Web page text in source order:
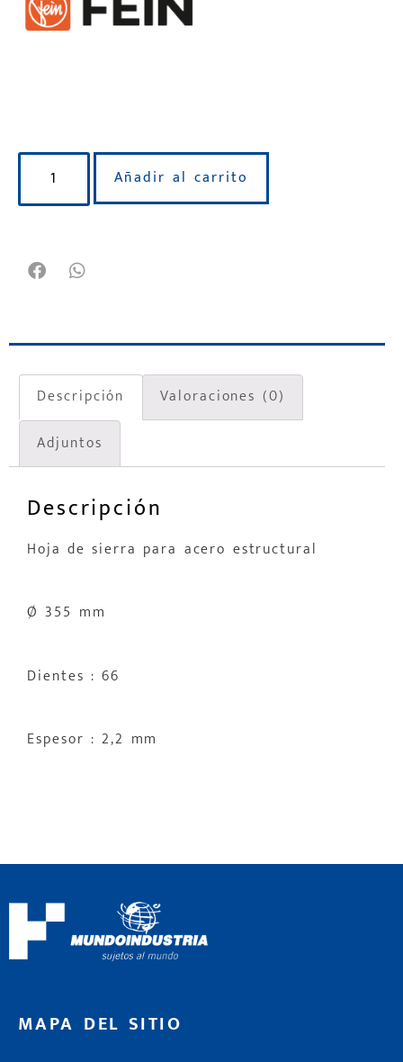
Añadir al carrito
Descripción
Valoraciones (0)
Adjuntos
Descripción
Hoja de sierra para acero estructural
Ø 355 mm
Dientes : 66
Espesor : 2,2 mm
MAPA DEL SITIO